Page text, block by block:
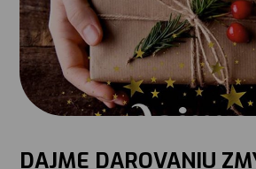
DAJME DAROVANIU